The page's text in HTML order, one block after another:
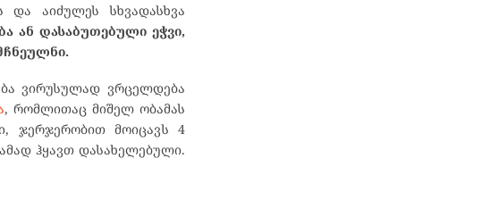
და აიძულეს სხვადასხვა
ან დასაბუთებული ეჭვი,
ვირუსულად ვრცელდება
, რომლითაც მიშელ ობამას
ჯერჯერობით მოიცავს 4
ჰყავთ დასახელებული.